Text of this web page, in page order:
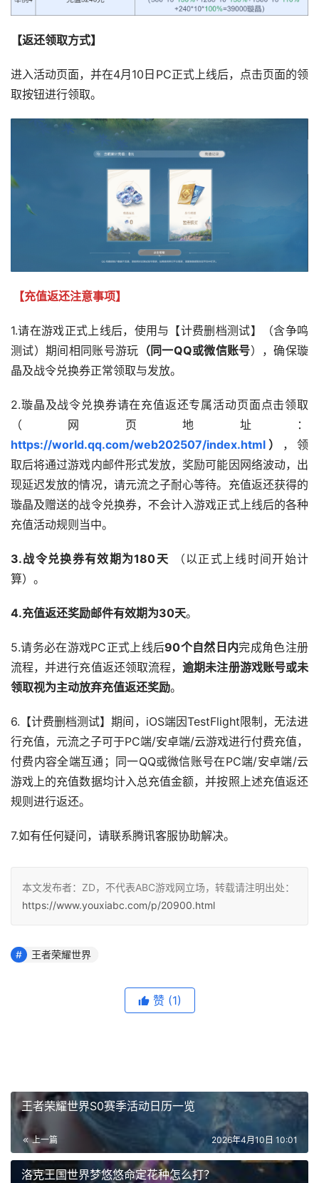
【返还领取方式】
进入活动页面，并在4月10日PC正式上线后，点击页面的领
取按钮进行领取。
【充值返还注意事项】
1.请在游戏正式上线后，使用与【计费删档测试】（含争鸣
测试）期间相同账号游玩 （同一QQ或微信账号），确保璇
晶及战令兑换券正常领取与发放。
2.璇晶及战令兑换券请在充值返还专属活动页面点击领取
（网页地址：
https://world.qq.com/web202507/index.html ） ，领
取后将通过游戏内邮件形式发放，奖励可能因网络波动，出
现延迟发放的情况，请元流之子耐心等待。充值返还获得的
璇晶及赠送的战令兑换券，不会计入游戏正式上线后的各种
充值活动规则当中。
3.战令兑换券有效期为180天 （以正式上线时间开始计
算）。
4.充值返还奖励邮件有效期为30天。
5.请务必在游戏PC正式上线后90个自然日内完成角色注册
流程，并进行充值返还领取流程，逾期未注册游戏账号或未
领取视为主动放弃充值返还奖励。
6.【计费删档测试】期间，iOS端因TestFlight限制，无法进
行充值，元流之子可于PC端/安卓端/云游戏进行付费充值，
付费内容全端互通；同一QQ或微信账号在PC端/安卓端/云
游戏上的充值数据均计入总充值金额，并按照上述充值返还
规则进行返还。
7.如有任何疑问，请联系腾讯客服协助解决。
本文发布者：ZD，不代表ABC游戏网立场，转载请注明出处：
https://www.youxiabc.com/p/20900.html
王者荣耀世界
赞 (1)
王者荣耀世界S0赛季活动日历一览
上一篇 2026年4月10日 10:01
洛克王国世界梦悠悠命定花种怎么打？